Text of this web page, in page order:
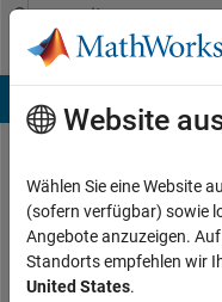
Weiter zum Inhalt
Community
Profile
Matthew
ODonohue
Last
Website
Wählen Sie eine Website
(sofern verfügbar) sowie
Angebote anzuzeigen.
Standorts empfehlen wir
United States.